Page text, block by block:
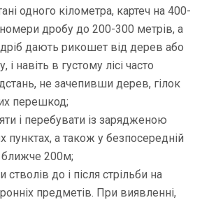
одного кілометра, картеч на 400-
дробу до 200-300 метрів, а
дають рикошет від дерев або
і навіть в густому лісі часто
не зачепивши дерев, гілок
перешкод;
і перебувати із зарядженою
пунктах, а також у безпосередній
ближче 200м;
стволів до і після стрільби на
предметів. При виявленні,